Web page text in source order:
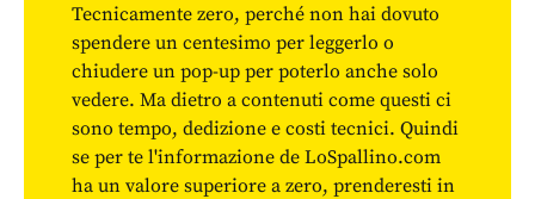
Tecnicamente zero, perché non hai dovuto
spendere un centesimo per leggerlo o
chiudere un pop-up per poterlo anche solo
vedere. Ma dietro a contenuti come questi ci
sono tempo, dedizione e costi tecnici. Quindi
se per te l'informazione de LoSpallino.com
ha un valore superiore a zero, prenderesti in